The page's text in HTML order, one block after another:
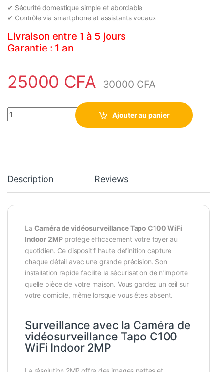
✔ Sécurité domestique simple et abordable
✔ Contrôle via smartphone et assistants vocaux
Livraison entre 1 à 5 jours
Garantie : 1 an
25000 CFA 30000CFA
Caméra de vidéosurveillance Tapo C100 WiFi Indoor 2MP
Ajouter au panier
Description Reviews
La Caméra de vidéosurveillance Tapo C100 WiFi
Indoor 2MPprotège efficacement votre foyer au
quotidien. Ce dispositif haute définition capture
chaque détail avec une grande précision. Son
installation rapide facilite la sécurisation de n’importe
quelle pièce de votre maison. Vous gardez un œil sur
votre domicile, même lorsque vous êtes absent.
Surveillance avec la Caméra de
vidéosurveillance Tapo C100
WiFi Indoor 2MP
La résolution 2MP offre des images nettes et